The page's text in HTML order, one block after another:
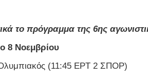
το πρόγραμμα της 6ης
8 Νοεμβρίου
(11:45 ΕΡΤ 2 ΣΠΟΡ)